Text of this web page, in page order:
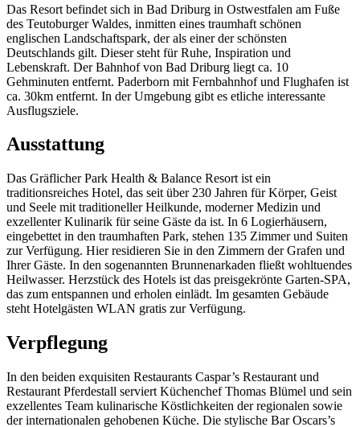
Das Resort befindet sich in Bad Driburg in Ostwestfalen am Fuße
des Teutoburger Waldes, inmitten eines traumhaft schönen
englischen Landschaftspark, der als einer der schönsten
Deutschlands gilt. Dieser steht für Ruhe, Inspiration und
Lebenskraft. Der Bahnhof von Bad Driburg liegt ca. 10
Gehminuten entfernt. Paderborn mit Fernbahnhof und Flughafen ist
ca. 30km entfernt. In der Umgebung gibt es etliche interessante
Ausflugsziele.
Ausstattung
Das Gräflicher Park Health & Balance Resort ist ein
traditionsreiches Hotel, das seit über 230 Jahren für Körper, Geist
und Seele mit traditioneller Heilkunde, moderner Medizin und
exzellenter Kulinarik für seine Gäste da ist. In 6 Logierhäusern,
eingebettet in den traumhaften Park, stehen 135 Zimmer und Suiten
zur Verfügung. Hier residieren Sie in den Zimmern der Grafen und
Ihrer Gäste. In den sogenannten Brunnenarkaden fließt wohltuendes
Heilwasser. Herzstück des Hotels ist das preisgekrönte Garten-SPA,
das zum entspannen und erholen einlädt. Im gesamten Gebäude
steht Hotelgästen WLAN gratis zur Verfügung.
Verpflegung
In den beiden exquisiten Restaurants Caspar’s Restaurant und
Restaurant Pferdestall serviert Küchenchef Thomas Blümel und sein
exzellentes Team kulinarische Köstlichkeiten der regionalen sowie
der internationalen gehobenen Küche. Die stylische Bar Oscars’s